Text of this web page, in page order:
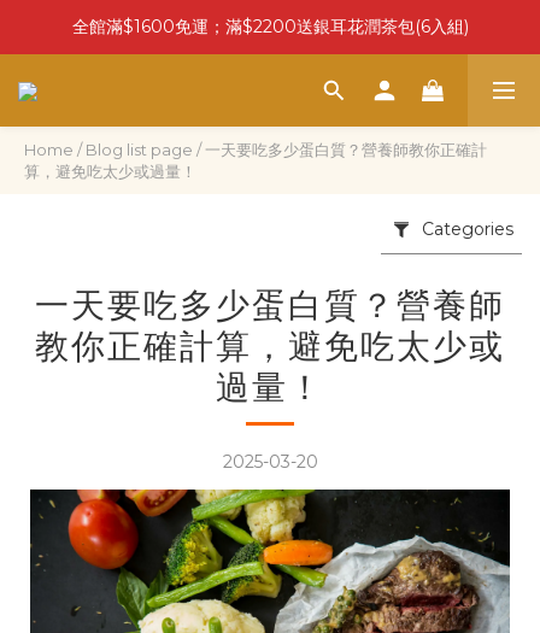
全館滿$1600免運；滿$2200送銀耳花潤茶包(6入組)
Home /Blog list page /一天要吃多少蛋白質？營養師教你正確計
算，避免吃太少或過量！
Categories
一天要吃多少蛋白質？營養師
教你正確計算，避免吃太少或
過量！
2025-03-20